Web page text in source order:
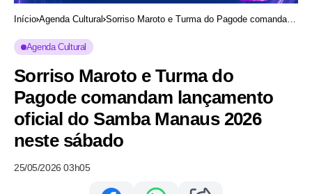
Início Agenda Cultural Sorriso Maroto e Turma do Pagode comandam
Agenda Cultural
Sorriso Maroto e Turma do
Pagode comandam lançamento
oficial do Samba Manaus 2026
neste sábado
25/05/2026 03h05